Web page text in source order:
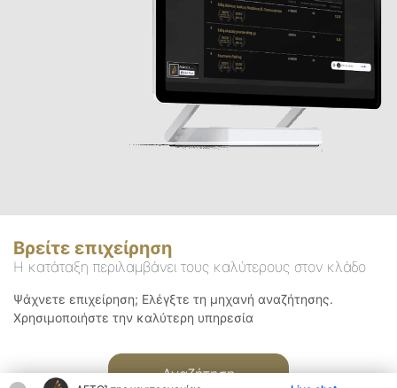
Βρείτε επιχείρηση
Η κατάταξη περιλαμβάνει τους καλύτερους στον κλάδο
Ψάχνετε επιχείρηση; Ελέγξτε τη μηχανή αναζήτησης.
Χρησιμοποιήστε την καλύτερη υπηρεσία
Αναζήτηση